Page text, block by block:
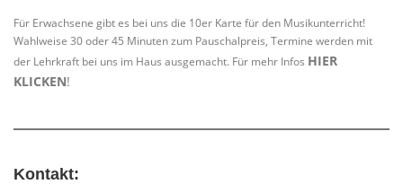
Für Erwachsene gibt es bei uns die 10er Karte für den Musikunterricht!
Wahlweise 30 oder 45 Minuten zum Pauschalpreis, Termine werden mit
der Lehrkraft bei uns im Haus ausgemacht. Für mehr Infos HIER
KLICKEN!
Kontakt: